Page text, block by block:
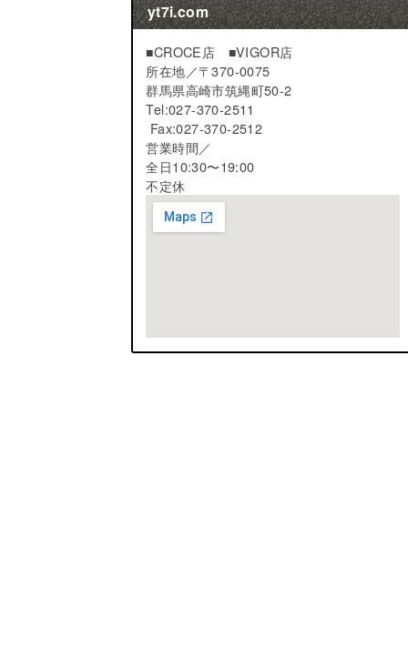
yt7i.com
■CROCE店 ■VIGOR店
所在地／〒370-0075
群馬県高崎市筑縄町50-2
Tel:027-370-2511
Fax:027-370-2512
営業時間／
全日10:30〜19:00
不定休